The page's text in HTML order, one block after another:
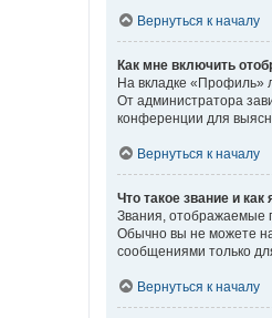
Вернуться к началу
Как мне включить
На вкладке «Профиль»
От администратора
конференции для
Вернуться к началу
Что такое звание и как
Звания, отображаемые
Обычно вы не можете
сообщениями только
Вернуться к началу